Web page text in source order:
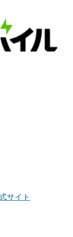
サイト